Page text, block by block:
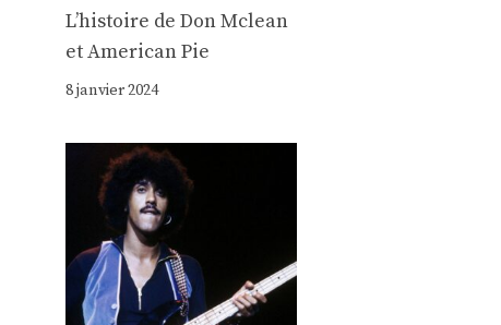
Lʼhistoire de Don Mclean
et American Pie
8 janvier 2024